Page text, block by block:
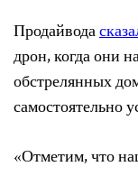
Продайвода
дрон, когда они
обстрелянных
самостоятельно
«Отметим, что